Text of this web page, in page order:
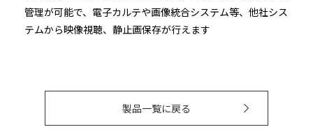
管理が可能で、電子カルテや画像統合システム等、他社シス
テムから映像視聴、静止画保存が行えます
製品一覧に戻る